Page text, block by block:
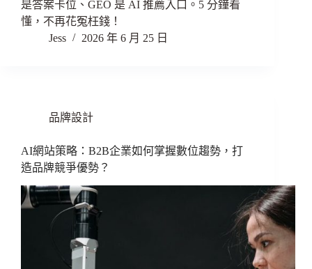
是答案卡位、GEO 是 AI 推薦入口。5 分鐘看
懂，不再花冤枉錢！
Jess
2026 年 6 月 25 日
品牌設計
AI網站策略：B2B企業如何掌握數位趨勢，打
造品牌競爭優勢？